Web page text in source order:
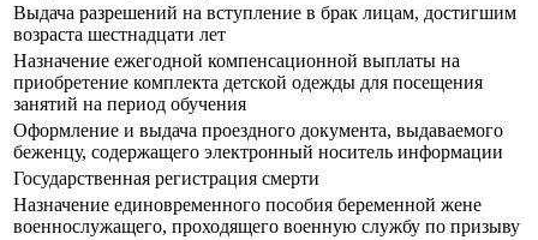
Выдача разрешений на вступление в брак лицам, достигшим
возраста шестнадцати лет
Назначение ежегодной компенсационной выплаты на
приобретение комплекта детской одежды для посещения
занятий на период обучения
Оформление и выдача проездного документа, выдаваемого
беженцу, содержащего электронный носитель информации
Государственная регистрация смерти
Назначение единовременного пособия беременной жене
военнослужащего, проходящего военную службу по призыву